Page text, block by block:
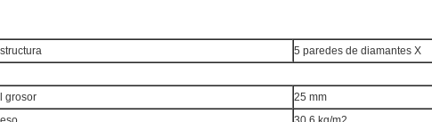
5 paredes de diamantes X
grosor
25 mm